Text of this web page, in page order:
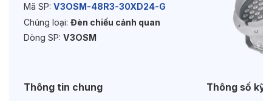
Độ bền & tùy chọn mở rộng
Tuổi thọ:>30000h
Chức năng:On/Off
Mã SP: V3OSM-48R3-30XD24-G
Chủng loại: Đèn chiếu cảnh quan
Dòng SP: V3OSM
Thông tin chung Thông số kỹ